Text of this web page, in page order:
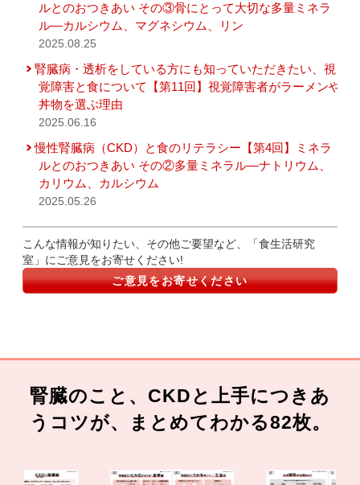
ルとのおつきあい その③骨にとって大切な多量ミネラ
ル―カルシウム、マグネシウム、リン
2025.08.25
腎臓病・透析をしている方にも知っていただきたい、視
覚障害と食について【第11回】視覚障害者がラーメンや
丼物を選ぶ理由
2025.06.16
慢性腎臓病（CKD）と食のリテラシー【第4回】ミネラ
ルとのおつきあい その②多量ミネラル―ナトリウム、
カリウム、カルシウム
2025.05.26
こんな情報が知りたい、その他ご要望など、「食生活研究
室」にご意見をお寄せください!
ご意見をお寄せください
腎臓のこと、CKDと上手につきあ
うコツが、まとめてわかる82枚。